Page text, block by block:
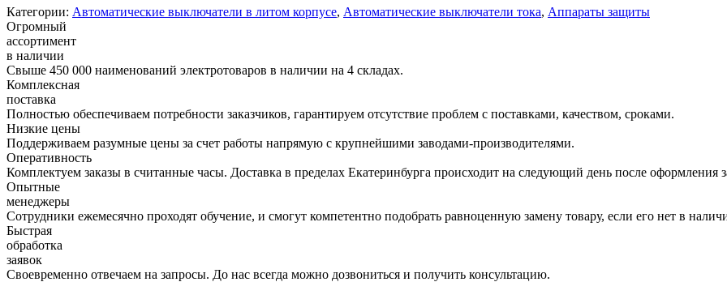
Категории: Автоматические выключатели в литом корпусе, Автоматические выключатели тока, Аппараты защиты
Огромный
ассортимент
в наличии
Свыше 450 000 наименований электротоваров в наличии на 4 складах.
Комплексная
поставка
Полностью обеспечиваем потребности заказчиков, гарантируем отсутствие проблем с поставками, качеством, сроками.
Низкие цены
Поддерживаем разумные цены за счет работы напрямую с крупнейшими заводами-производителями.
Оперативность
Комплектуем заказы в считанные часы. Доставка в пределах Екатеринбурга происходит на следующий день после оформления
Опытные
менеджеры
Сотрудники ежемесячно проходят обучение, и смогут компетентно подобрать равноценную замену товару, если его нет в
Быстрая
обработка
заявок
Своевременно отвечаем на запросы. До нас всегда можно дозвониться и получить консультацию.